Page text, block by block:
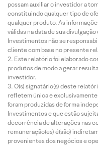
possam auxiliar o investidor a
constituindo qualquer tipo de
qualquer produto. As
válidas na data de sua
Investimentos não se
cliente com base no presente
Este relatório foi elaborado
produtos de modo a gerar
investidor.
O(s) signatário(s) deste
refletem única e
foram produzidas de forma
Investimentos e que estão
decorrência de alterações nas
remuneração(es) é(são)
provenientes dos negócios e